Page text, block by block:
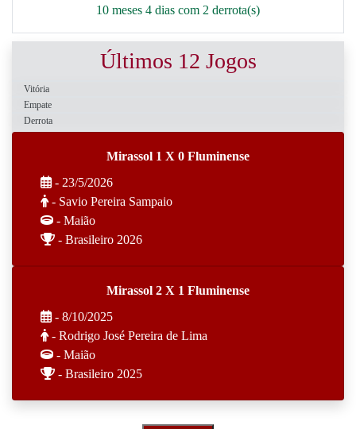
10 meses 4 dias com 2 derrota(s)
Últimos 12 Jogos
Vitória
Empate
Derrota
Mirassol 1 X 0 Fluminense
- 23/5/2026
- Savio Pereira Sampaio
- Maião
- Brasileiro 2026
Mirassol 2 X 1 Fluminense
- 8/10/2025
- Rodrigo José Pereira de Lima
- Maião
- Brasileiro 2025